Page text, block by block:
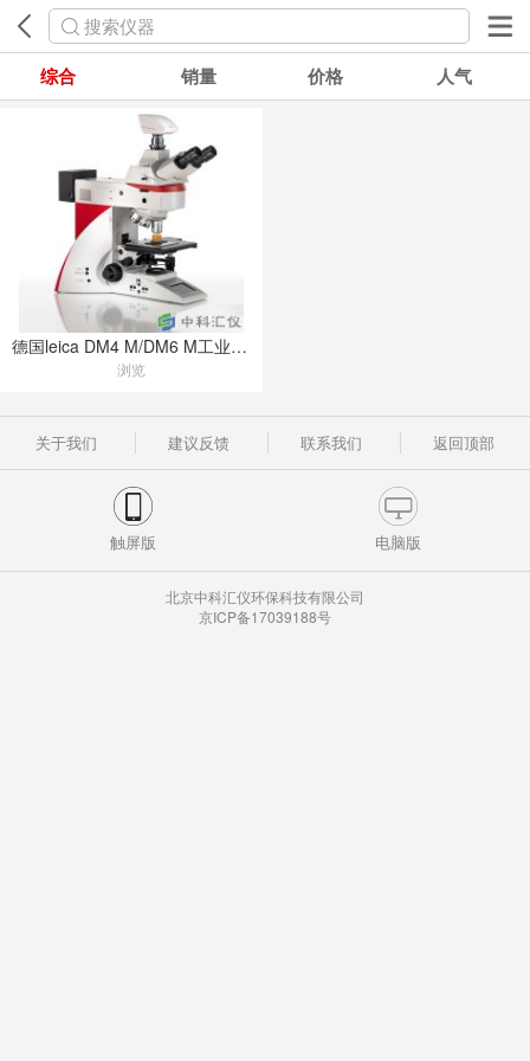
搜索仪器
综合 销量 价格 人气
德国leica DM4 M/DM6 M工业测量正置显微镜
浏览
关于我们 建议反馈 联系我们 返回顶部
触屏版 电脑版
北京中科汇仪环保科技有限公司
京ICP备17039188号